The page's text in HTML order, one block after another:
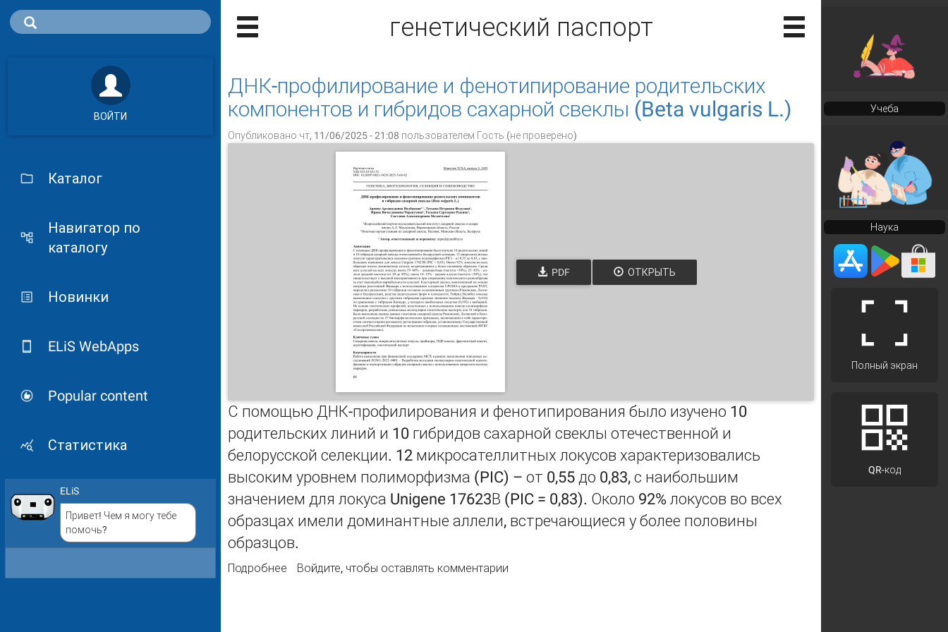
ВОЙТИ
Каталог
Навигатор по
каталогу
Новинки
ELiS WebApps
Popular content
Статистика
ELiS
Привет! Чем я могу тебе
помочь?
генетический паспорт
ДНК-профилирование и фенотипирование родительских
компонентов и гибридов сахарной свеклы (Beta vulgaris L.)
Опубликовано чт, 11/06/2025 - 21:08 пользователем Гость (не проверено)
PDF ОТКРЫТЬ
С помощью ДНК-профилирования и фенотипирования было изучено 10
родительских линий и 10 гибридов сахарной свеклы отечественной и
белорусской селекции. 12 микросателлитных локусов характеризовались
высоким уровнем полиморфизма (PIC) – от 0,55 до 0,83, с наибольшим
значением для локуса Unigene 17623В (PIC = 0,83). Около 92% локусов во всех
образцах имели доминантные аллели, встречающиеся у более половины
образцов.
Подробнее о ДНК-профилирование и фенотипирование родительских компонентов и гибридов сахарной
Войдите, чтобы оставлять комментарии
Учеба
Наука
Полный экран
QR-код